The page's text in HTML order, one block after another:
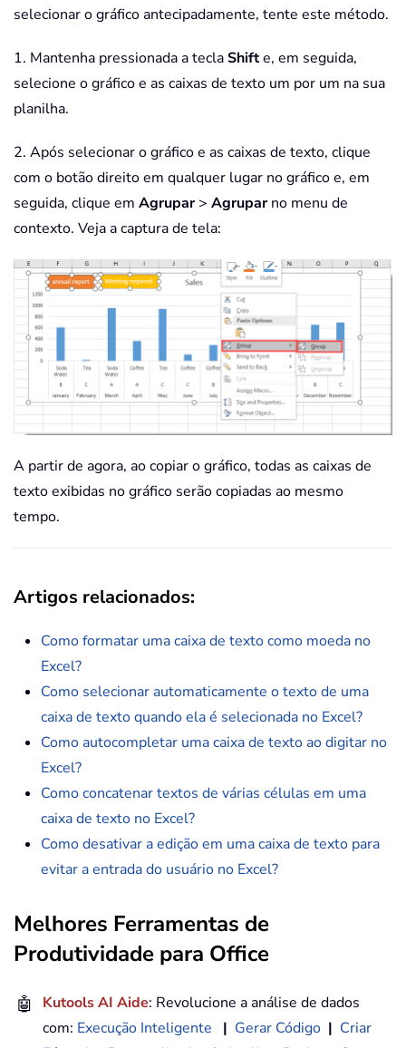
selecionar o gráfico antecipadamente, tente este método.
1. Mantenha pressionada a teclaShifte, em seguida,
selecione o gráfico e as caixas de texto um por um na sua
planilha.
2. Após selecionar o gráfico e as caixas de texto, clique
com o botão direito em qualquer lugar no gráfico e, em
seguida, clique em Agrupar> Agruparno menu de
contexto. Veja a captura de tela:
A partir de agora, ao copiar o gráfico, todas as caixas de
texto exibidas no gráfico serão copiadas ao mesmo
tempo.
Artigos relacionados:
Como formatar uma caixa de texto como moeda no
Excel?
Como selecionar automaticamente o texto de uma
caixa de texto quando ela é selecionada no Excel?
Como autocompletar uma caixa de texto ao digitar no
Excel?
Como concatenar textos de várias células em uma
caixa de texto no Excel?
Como desativar a edição em uma caixa de texto para
evitar a entrada do usuário no Excel?
Melhores Ferramentas de
Produtividade para Office
🤖 Kutools AI Aide: Revolucione a análise de dados
com: Execução Inteligente | Gerar Código | Criar